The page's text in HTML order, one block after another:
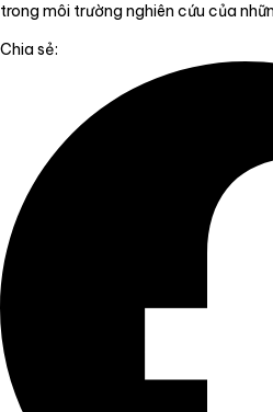
trong môi trường nghiên cứu của
Chia sẻ: